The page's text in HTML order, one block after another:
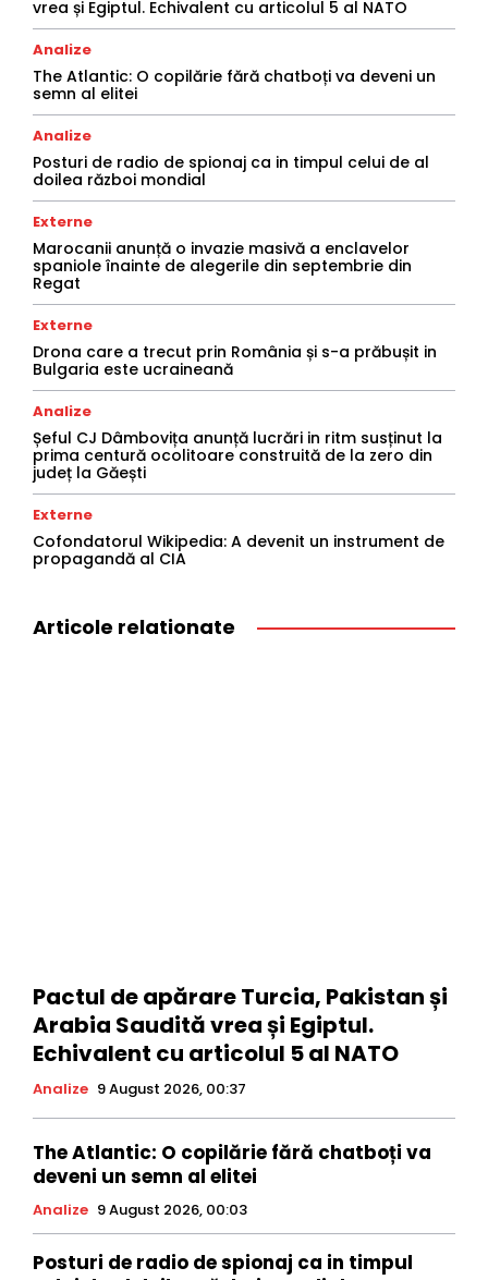
vrea și Egiptul. Echivalent cu articolul 5 al NATO
Analize
The Atlantic: O copilărie fără chatboți va deveni un
semn al elitei
Analize
Posturi de radio de spionaj ca in timpul celui de al
doilea război mondial
Externe
Marocanii anunță o invazie masivă a enclavelor
spaniole înainte de alegerile din septembrie din
Regat
Externe
Drona care a trecut prin România și s-a prăbușit in
Bulgaria este ucraineană
Analize
Șeful CJ Dâmbovița anunță lucrări in ritm susținut la
prima centură ocolitoare construită de la zero din
județ la Găești
Externe
Cofondatorul Wikipedia: A devenit un instrument de
propagandă al CIA
Articole relationate
Pactul de apărare Turcia, Pakistan și
Arabia Saudită vrea și Egiptul.
Echivalent cu articolul 5 al NATO
Analize 9 August 2026, 00:37
The Atlantic: O copilărie fără chatboți va
deveni un semn al elitei
Analize 9 August 2026, 00:03
Posturi de radio de spionaj ca in timpul